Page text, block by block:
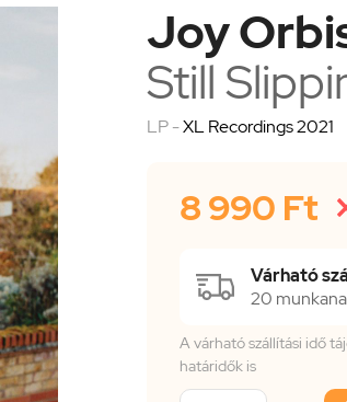
Joy
Still
LP -XL Recordings 2021
8 990 Ft
Várható
20
A várható szállítási idő
határidők is